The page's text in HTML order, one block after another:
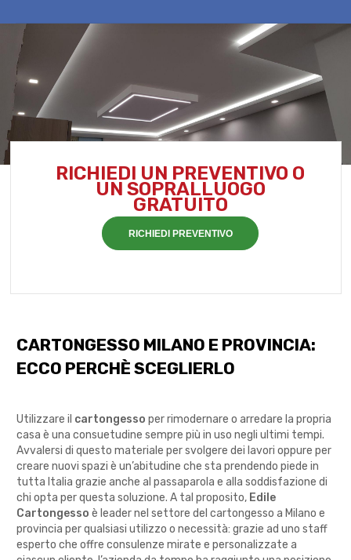
RICHIEDI UN PREVENTIVO O
UN SOPRALLUOGO
GRATUITO
RICHIEDI PREVENTIVO
CARTONGESSO MILANO E PROVINCIA:
ECCO PERCHÈ SCEGLIERLO
Utilizzare il cartongesso per rimodernare o arredare la propria
casa è una consuetudine sempre più in uso negli ultimi tempi.
Avvalersi di questo materiale per svolgere dei lavori oppure per
creare nuovi spazi è un’abitudine che sta prendendo piede in
tutta Italia grazie anche al passaparola e alla soddisfazione di
chi opta per questa soluzione. A tal proposito, Edile
Cartongesso è leader nel settore del cartongesso a Milano e
provincia per qualsiasi utilizzo o necessità: grazie ad uno staff
esperto che offre consulenze mirate e personalizzate a